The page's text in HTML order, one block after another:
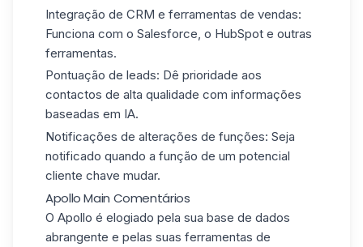
Integração de CRM e ferramentas de vendas:
Funciona com o Salesforce, o HubSpot e outras
ferramentas.
Pontuação de leads: Dê prioridade aos
contactos de alta qualidade com informações
baseadas em IA.
Notificações de alterações de funções: Seja
notificado quando a função de um potencial
cliente chave mudar.
Apollo Main Comentários
O Apollo é elogiado pela sua base de dados
abrangente e pelas suas ferramentas de